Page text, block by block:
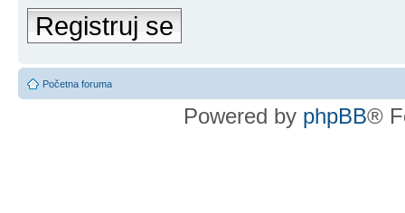
Registruj se
Početna foruma
Powered by phpBB®